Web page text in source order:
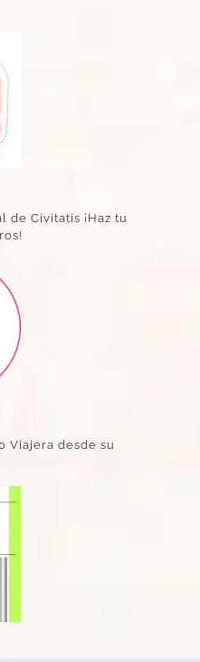
de Civitatis ¡Haz tu
Viajera desde su